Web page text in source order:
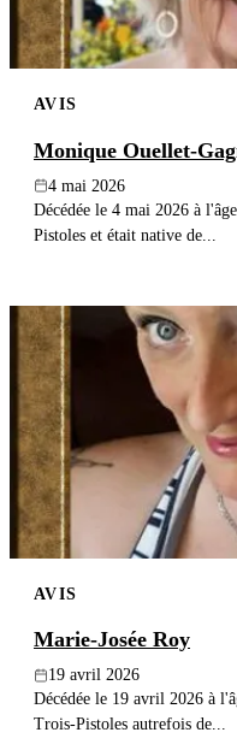
AVIS
Monique Ouellet-
4 mai 2026
Décédée le 4 mai 2026 à
Pistoles et était native de...
AVIS
Marie-Josée Roy
19 avril 2026
Décédée le 19 avril 2026 à
Trois-Pistoles autrefois de...